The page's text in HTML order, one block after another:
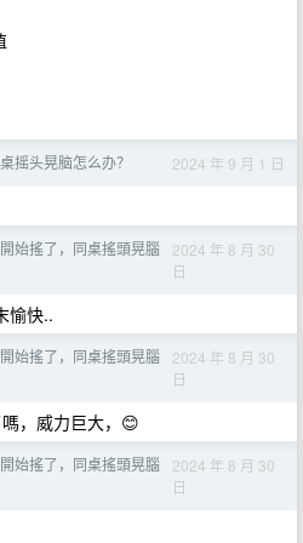
摇头晃脑怎么办？ 2024 年 9 月 1 日
始搖了，同桌搖頭晃腦
2024 年 8 月 30
日
愉快..
始搖了，同桌搖頭晃腦
2024 年 8 月 30
日
，威力巨大，😊
始搖了，同桌搖頭晃腦
2024 年 8 月 30
日